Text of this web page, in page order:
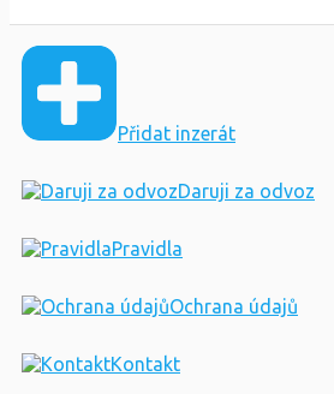
Přidat inzerát
Daruji za odvoz
Pravidla
Ochrana údajů
Kontakt